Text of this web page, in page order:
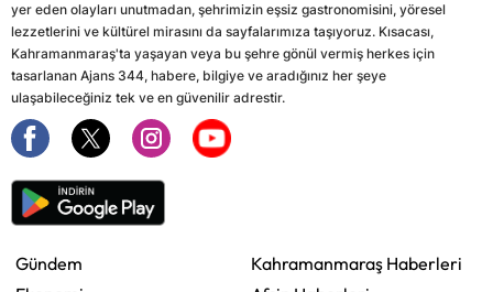
yer eden olayları unutmadan, şehrimizin eşsiz gastronomisini, yöresel
lezzetlerini ve kültürel mirasını da sayfalarımıza taşıyoruz. Kısacası,
Kahramanmaraş'ta yaşayan veya bu şehre gönül vermiş herkes için
tasarlanan Ajans 344, habere, bilgiye ve aradığınız her şeye
ulaşabileceğiniz tek ve en güvenilir adrestir.
Gündem
Kahramanmaraş Haberleri